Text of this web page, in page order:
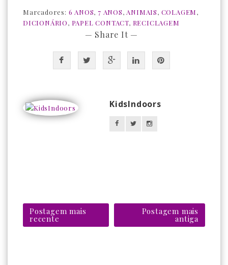
Marcadores: 6 ANOS, 7 ANOS, ANIMAIS, COLAGEM,
DICIONÁRIO, PAPEL CONTACT, RECICLAGEM
— Share It —
KidsIndoors
Postagem mais
recente
Postagem mais
antiga